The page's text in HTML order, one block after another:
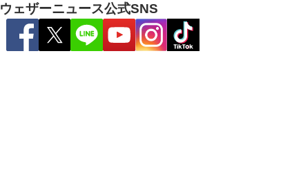
ウェザーニュース公式SNS